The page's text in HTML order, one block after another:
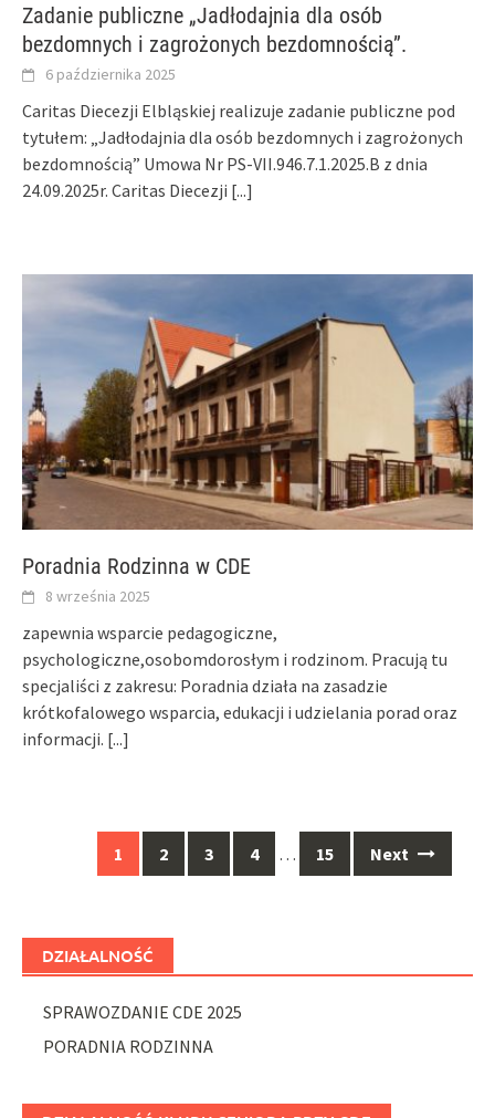
Zadanie publiczne „Jadłodajnia dla osób
bezdomnych i zagrożonych bezdomnością”.
6 października 2025
Caritas Diecezji Elbląskiej realizuje zadanie publiczne pod
tytułem: „Jadłodajnia dla osób bezdomnych i zagrożonych
bezdomnością” Umowa Nr PS-VII.946.7.1.2025.B z dnia
24.09.2025r. Caritas Diecezji [...]
Poradnia Rodzinna w CDE
8 września 2025
zapewnia wsparcie pedagogiczne,
psychologiczne,osobomdorosłym i rodzinom. Pracują tu
specjaliści z zakresu: Poradnia działa na zasadzie
krótkofalowego wsparcia, edukacji i udzielania porad oraz
informacji. [...]
navigation
1 2 3 4 … 15 Next
DZIAŁALNOŚĆ
SPRAWOZDANIE CDE 2025
PORADNIA RODZINNA